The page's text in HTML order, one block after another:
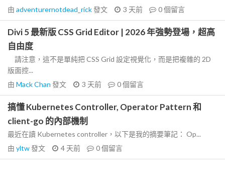
由 adventurernotdead_rick發文 3 天前 0個留言
Divi 5 最新版 CSS Grid Editor | 2026 年強勢登場，超高
自由度
請注意，這不是單純把 CSS Grid 設定視覺化，而是把複雜的 2D
版面控...
由 Mack Chan 發文 3 天前 0個留言
搞懂 Kubernetes Controller, Operator Pattern 和
client-go 的內部機制
最近在讀 Kubernetes controller，以下是我的摘要筆記： Op...
由 yltw發文 4 天前 0個留言